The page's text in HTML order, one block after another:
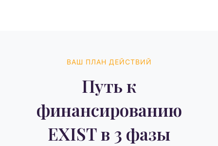
ВАШ ПЛАН ДЕЙСТВИЙ
Путь к
финансированию
EXIST в 3 фазы